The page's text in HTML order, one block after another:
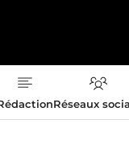
Réseaux